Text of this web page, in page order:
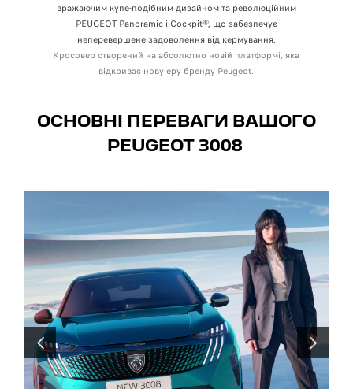
вражаючим купе-подібним дизайном та революційним
PEUGEOT Panoramic i-Cockpit®, що забезпечує
неперевершене задоволення від кермування.
Кросовер створений на абсолютно новій платформі, яка
відкриває нову еру бренду Peugeot.
ОСНОВНІ ПЕРЕВАГИ ВАШОГО
PEUGEOT 3008
ПОПЕРЕДНІЙ